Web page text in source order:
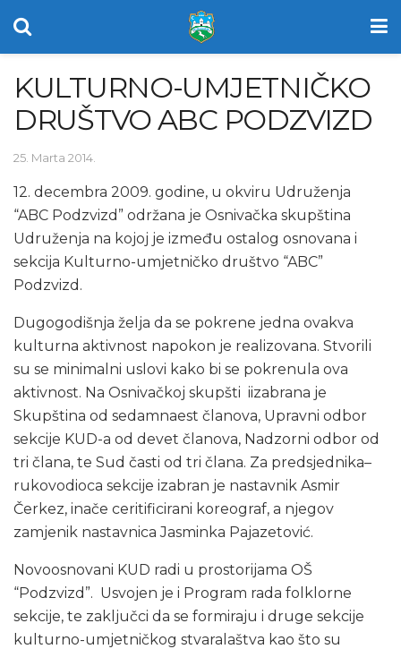
KULTURNO-UMJETNIČKO
DRUŠTVO ABC PODZVIZD
25. Marta 2014.
12. decembra 2009. godine, u okviru Udruženja
“ABC Podzvizd” održana je Osnivačka skupština
Udruženja na kojoj je između ostalog osnovana i
sekcija Kulturno-umjetničko društvo “ABC”
Podzvizd.
Dugogodišnja želja da se pokrene jedna ovakva
kulturna aktivnost napokon je realizovana. Stvorili
su se minimalni uslovi kako bi se pokrenula ova
aktivnost. Na Osnivačkoj skupšti iizabrana je
Skupština od sedamnaest članova, Upravni odbor
sekcije KUD-a od devet članova, Nadzorni odbor od
tri člana, te Sud časti od tri člana. Za predsjednika–
rukovodioca sekcije izabran je nastavnik Asmir
Čerkez, inače ceritificirani koreograf, a njegov
zamjenik nastavnica Jasminka Pajazetović.
Novoosnovani KUD radi u prostorijama OŠ
“Podzvizd”. Usvojen je i Program rada folklorne
sekcije, te zaključci da se formiraju i druge sekcije
kulturno-umjetničkog stvaralaštva kao što su